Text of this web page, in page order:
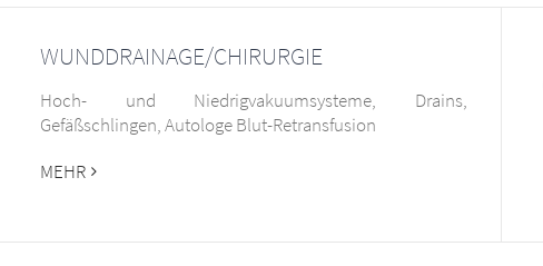
WUNDDRAINAGE/CHIRURGIE
Hoch- und Niedrigvakuumsysteme, Drains,
Gefäßschlingen, Autologe Blut-Retransfusion
MEHR